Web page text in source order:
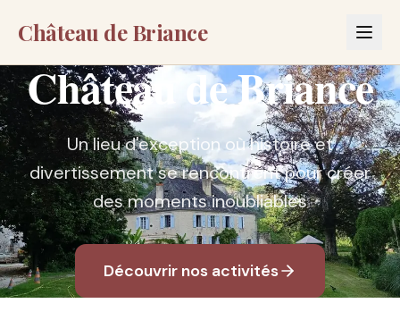
Château de Briance
Château de Briance
Un lieu d'exception où histoire et
divertissement se rencontrent pour créer
des moments inoubliables
Découvrir nos activités